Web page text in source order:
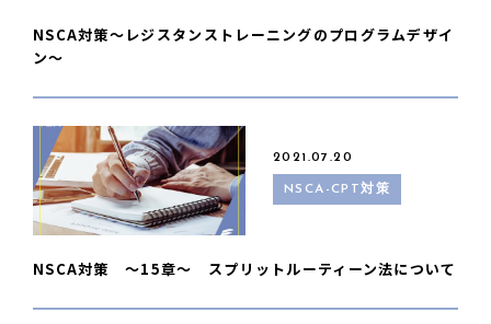
NSCA対策〜レジスタンストレーニングのプログラムデザイ
ン〜
2021.07.20
NSCA-CPT対策
NSCA対策 〜15章〜 スプリットルーティーン法について